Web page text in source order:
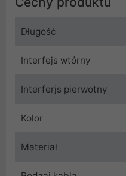
Długość
Interfejs wtórny
Interferjs pierwotny
Kolor
Materiał